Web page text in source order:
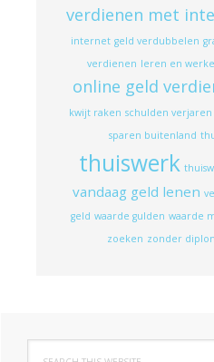
verdienen met
internet geld verdubbelen
verdienen leren en
online geld
kwijt raken schulden verjaren
sparen buitenland
thuiswerk
vandaag geld lenen
geld waarde gulden waarde
zoeken zonder